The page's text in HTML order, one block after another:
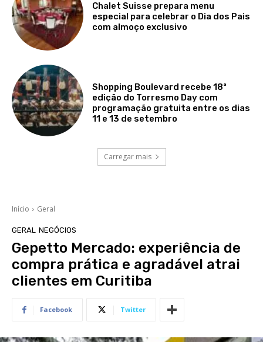
Chalet Suisse prepara menu
especial para celebrar o Dia dos Pais
com almoço exclusivo
Shopping Boulevard recebe 18ª
edição do Torresmo Day com
programação gratuita entre os dias
11 e 13 de setembro
Carregar mais